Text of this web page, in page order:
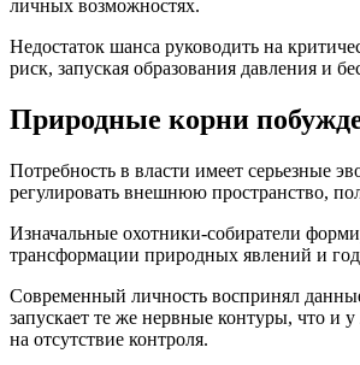
личных возможностях.
Недостаток шанса руководить на
риск, запуская образования давления и
Природные корни
Потребность в власти имеет серьезные
регулировать внешнюю пространство,
Изначальные охотники-собиратели
трансформации природных явлений и
Современный личность воспринял
запускает те же нервные контуры, что и
на отсутствие контроля.